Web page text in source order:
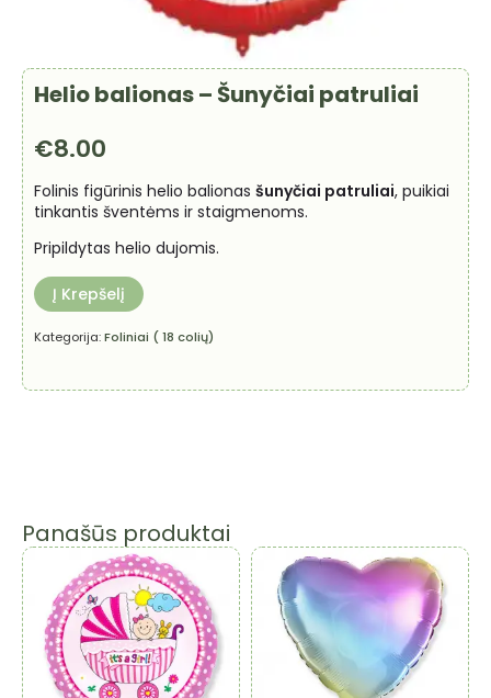
Helio balionas – Šunyčiai patruliai
€8.00
Folinis figūrinis helio balionas šunyčiai patruliai, puikiai
tinkantis šventėms ir staigmenoms.
Pripildytas helio dujomis.
Į Krepšelį
Kategorija:Foliniai ( 18 colių)
Panašūs produktai